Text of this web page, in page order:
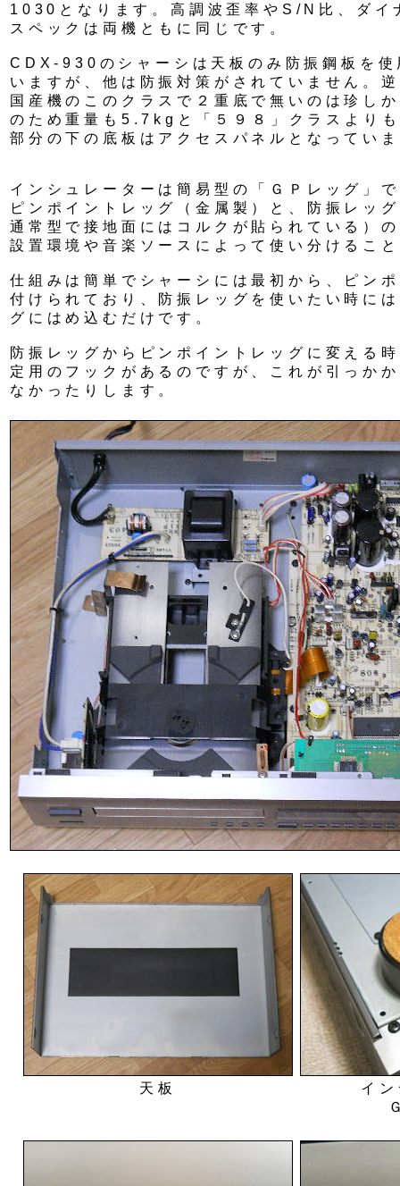
1030となります。高調波歪率やS/N比、ダイ
スペックは両機ともに同じです。
CDX-930のシャーシは天板のみ防振鋼板を使
いますが、他は防振対策がされていません。
国産機のこのクラスで２重底で無いのは珍し
のため重量も5.7kgと「５９８」クラスより
部分の下の底板はアクセスパネルとなってい
インシュレーターは簡易型の「ＧＰレッグ」
ピンポイントレッグ（金属製）と、防振レッ
通常型で接地面にはコルクが貼られている）
設置環境や音楽ソースによって使い分けるこ
仕組みは簡単でシャーシには最初から、ピン
付けられており、防振レッグを使いたい時に
グにはめ込むだけです。
防振レッグからピンポイントレッグに変える
定用のフックがあるのですが、これが引っか
なかったりします。
天板
イ